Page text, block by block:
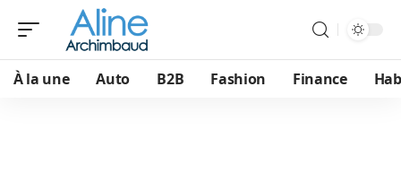
À la une Auto B2B Fashion Finance